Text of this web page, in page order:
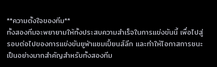
**ความตั้งใจของทีม**
ทั้งสองทีมจะพยายามให้ทั้งประสบความสำเร็จในการแข่งขันนี้ เพื่อไปสู่
รอบต่อไปของการแข่งขันยูฟ่าแชมเปี้ยนส์ลีก และทำให้โอกาสการชนะ
เป็นอย่างมากสำคัญสำหรับทั้งสองทีม